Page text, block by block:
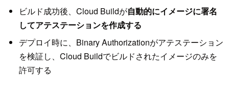
ビルド成功後、Cloud Buildが自動的にイメージに署名
してアテステーションを作成する
デプロイ時に、Binary Authorizationがアテステーション
を検証し、Cloud Buildでビルドされたイメージのみを
許可する